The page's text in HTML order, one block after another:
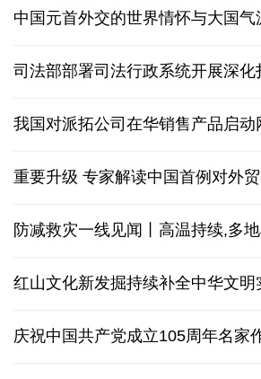
中国元首外交的世界情怀与大国气
司法部部署司法行政系统开展深
我国对派拓公司在华销售产品启动
重要升级 专家解读中国首例对外
防减救灾一线见闻丨高温持续,多
红山文化新发掘持续补全中华文明
庆祝中国共产党成立105周年名家